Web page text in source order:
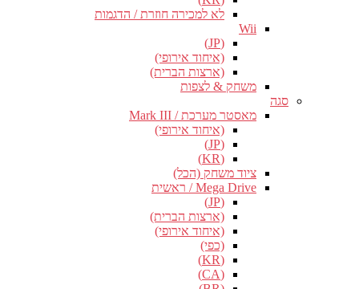
לא למכירה חוזרת / הדגמות
Wii
(JP)
(איחוד אירופי)
(ארצות הברית)
משחק & לצפות
סגה
מאסטר מערכת / Mark III
(איחוד אירופי)
(JP)
(KR)
ציוד משחק (הכל)
Mega Drive / ראשית
(JP)
(ארצות הברית)
(איחוד אירופי)
(כפי)
(KR)
(CA)